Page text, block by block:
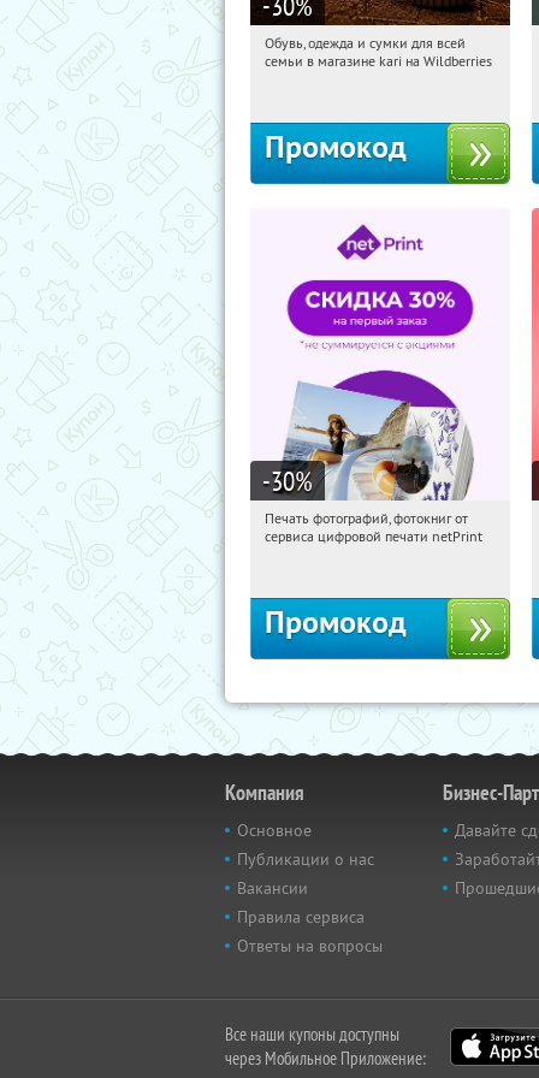
19:35:28
Получи первым!
Обувь, одежда и сумки для всей
семьи в магазине kari на Wildberries
Промокод
-30%
19:35:28 Получили:
Печать фотографий, фотокниг от
сервиса цифровой печати netPrint
Промокод
Компания
Основное
Публикации о нас
Вакансии
Правила сервиса
Ответы на вопросы
Бизнес-
Давайте
Все наши купоны доступны
через Мобильное Приложение: